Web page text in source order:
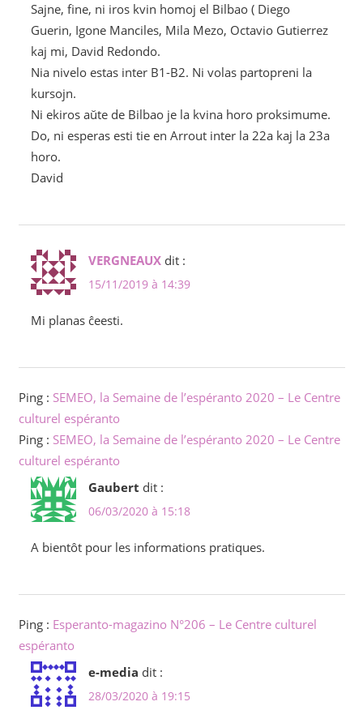
Sajne, fine, ni iros kvin homoj el Bilbao ( Diego
Guerin, Igone Manciles, Mila Mezo, Octavio Gutierrez
kaj mi, David Redondo.
Nia nivelo estas inter B1-B2. Ni volas partopreni la
kursojn.
Ni ekiros aŭte de Bilbao je la kvina horo proksimume.
Do, ni esperas esti tie en Arrout inter la 22a kaj la 23a
horo.
David
VERGNEAUX dit :
15/11/2019 à 14:39
Mi planas ĉeesti.
Ping : SEMEO, la Semaine de l’espéranto 2020 – Le Centre
culturel espéranto
Ping : SEMEO, la Semaine de l’espéranto 2020 – Le Centre
culturel espéranto
Gaubert dit :
06/03/2020 à 15:18
A bientôt pour les informations pratiques.
Ping : Esperanto-magazino N°206 – Le Centre culturel
espéranto
e-media dit :
28/03/2020 à 19:15